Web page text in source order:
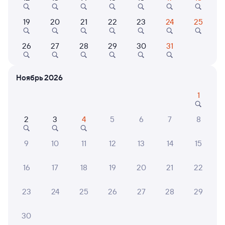
6 причин купить ж/д билеты
Онлайн-покупка за 4 минуты
Онлайн-возврат билетов без очереди в кассу
Выбор любимых мест на схемах вагонов
покупке
Квартира
Уютная квартира с
вблизи жд вокзала
2 ⁠900 ⁠₽
ещё 2
варианта
19 20 21 22 23 24 25
26 27 28 29 30 31
Ноябрь 2026
1
2 3 4 5 6 7 8
9 10 11 12 13 14 15
16 17 18 19 20 21 22
23 24 25 26 27 28 29
30